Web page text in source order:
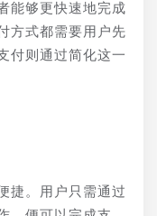
能够更快速地完成
方式都需要用户先
付则通过简化这一
捷。用户只需通过